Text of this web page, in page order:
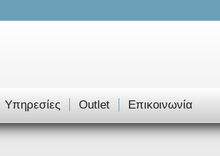
Υπηρεσίες Outlet Επικοινωνία